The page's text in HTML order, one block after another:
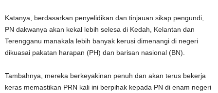
Katanya, berdasarkan penyelidikan dan tinjauan sikap pengundi,
PN dakwanya akan kekal lebih selesa di Kedah, Kelantan dan
Terengganu manakala lebih banyak kerusi dimenangi di negeri
dikuasai pakatan harapan (PH) dan barisan nasional (BN).
Tambahnya, mereka berkeyakinan penuh dan akan terus bekerja
keras memastikan PRN kali ini berpihak kepada PN di enam negeri